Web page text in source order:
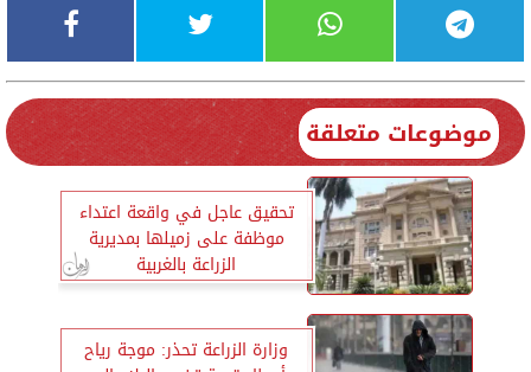
موضوعات متعلقة
تحقيق عاجل في واقعة اعتداء
موظفة على زميلها بمديرية
الزراعة بالغربية
وزارة الزراعة تحذر: موجة رياح